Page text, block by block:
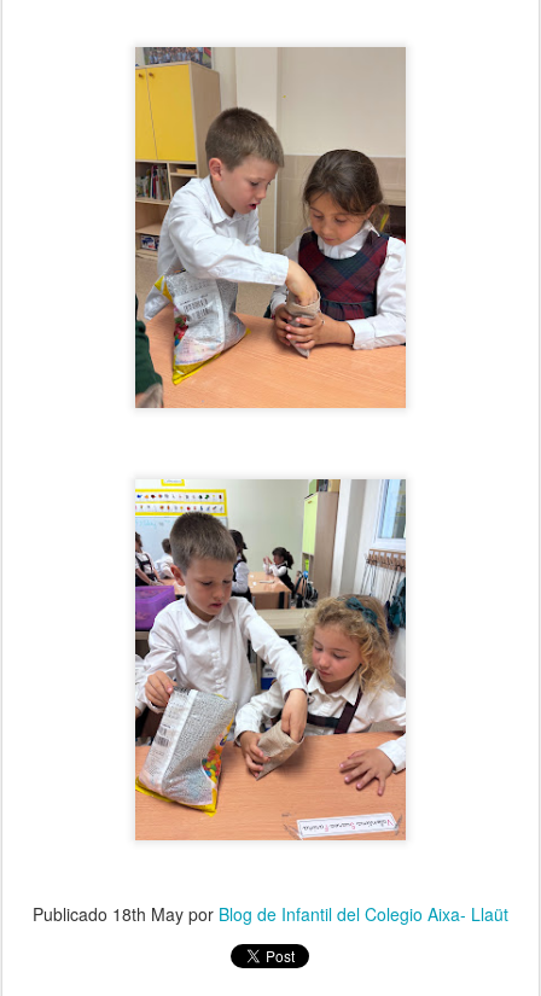
Publicado 18th May por Blog de Infantil del Colegio Aixa- Llaüt